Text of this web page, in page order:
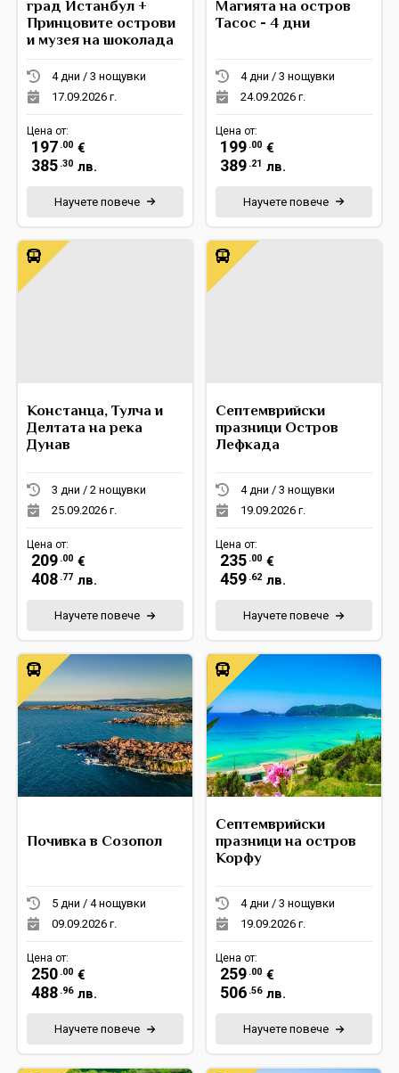
град Истанбул +
Принцовите острови
и музея на шоколада
4 дни / 3 нощувки
17.09.2026 г.
Цена от:
197 .00 €
385 .30 лв.
Научете повече
Магията на остров
Тасос - 4 дни
4 дни / 3 нощувки
24.09.2026 г.
Цена от:
199 .00 €
389 .21 лв.
Научете повече
Констанца, Тулча и
Делтата на река
Дунав
3 дни / 2 нощувки
25.09.2026 г.
Цена от:
209 .00 €
408 .77 лв.
Научете повече
Септемврийски
празници Остров
Лефкада
4 дни / 3 нощувки
19.09.2026 г.
Цена от:
235 .00 €
459 .62 лв.
Научете повече
Почивка в Созопол
5 дни / 4 нощувки
09.09.2026 г.
Цена от:
250 .00 €
488 .96 лв.
Научете повече
Септемврийски
празници на остров
Корфу
4 дни / 3 нощувки
19.09.2026 г.
Цена от:
259 .00 €
506 .56 лв.
Научете повече